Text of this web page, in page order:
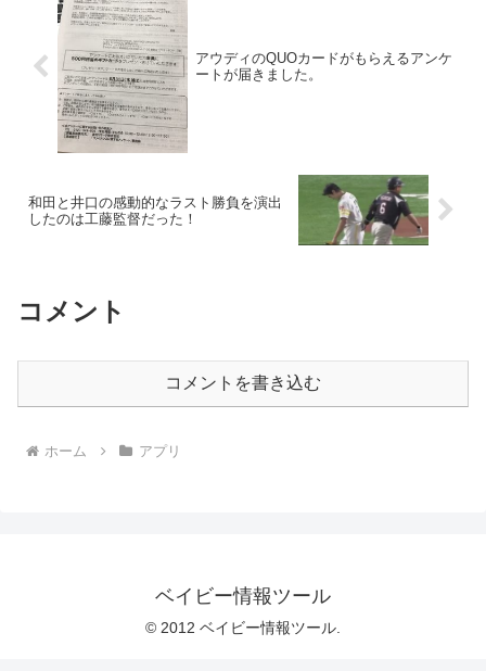
アウディのQUOカードがもらえるアンケ
ートが届きました。
和田と井口の感動的なラスト勝負を演出
したのは工藤監督だった！
コメント
コメントを書き込む
ホーム アプリ
ベイビー情報ツール
© 2012 ベイビー情報ツール.